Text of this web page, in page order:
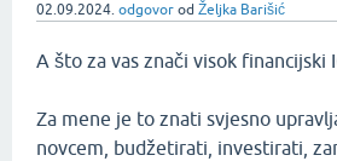
02.09.2024. odgovor od Željka Barišić
A što za vas znači visok financijski
Za mene je to znati svjesno
novcem, budžetirati, investirati,